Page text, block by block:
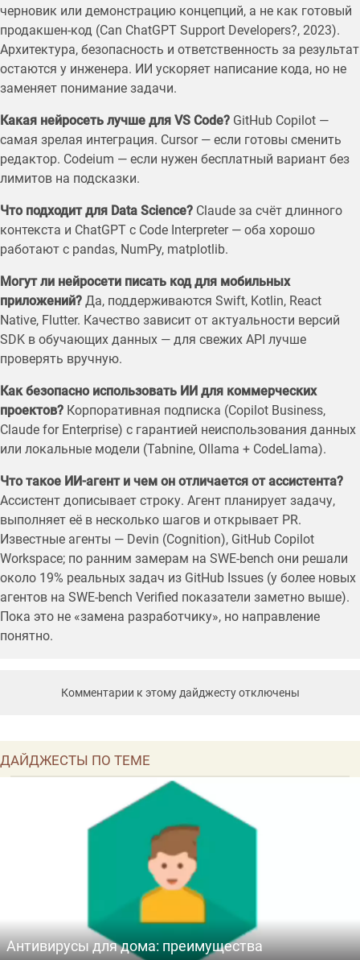
черновик или демонстрацию концепций, а не как готовый
продакшен-код (Can ChatGPT Support Developers?, 2023).
Архитектура, безопасность и ответственность за результат
остаются у инженера. ИИ ускоряет написание кода, но не
заменяет понимание задачи.
Какая нейросеть лучше для VS Code? GitHub Copilot —
самая зрелая интеграция. Cursor — если готовы сменить
редактор. Codeium — если нужен бесплатный вариант без
лимитов на подсказки.
Что подходит для Data Science? Claude за счёт длинного
контекста и ChatGPT с Code Interpreter — оба хорошо
работают с pandas, NumPy, matplotlib.
Могут ли нейросети писать код для мобильных
приложений? Да, поддерживаются Swift, Kotlin, React
Native, Flutter. Качество зависит от актуальности версий
SDK в обучающих данных — для свежих API лучше
проверять вручную.
Как безопасно использовать ИИ для коммерческих
проектов? Корпоративная подписка (Copilot Business,
Claude for Enterprise) с гарантией неиспользования данных
или локальные модели (Tabnine, Ollama + CodeLlama).
Что такое ИИ-агент и чем он отличается от ассистента?
Ассистент дописывает строку. Агент планирует задачу,
выполняет её в несколько шагов и открывает PR.
Известные агенты — Devin (Cognition), GitHub Copilot
Workspace; по ранним замерам на SWE-bench они решали
около 19% реальных задач из GitHub Issues (у более новых
агентов на SWE-bench Verified показатели заметно выше).
Пока это не «замена разработчику», но направление
понятно.
Комментарии к этому дайджесту отключены
ДАЙДЖЕСТЫ ПО ТЕМЕ
Антивирусы для дома: преимущества